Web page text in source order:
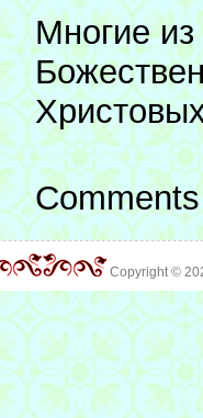
Многие
Copyright ©